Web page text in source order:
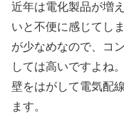
近年は電化製品が増
いと不便に感じてし
が少なめなので、コ
しては高いですよね
壁をはがして電気配
ます。